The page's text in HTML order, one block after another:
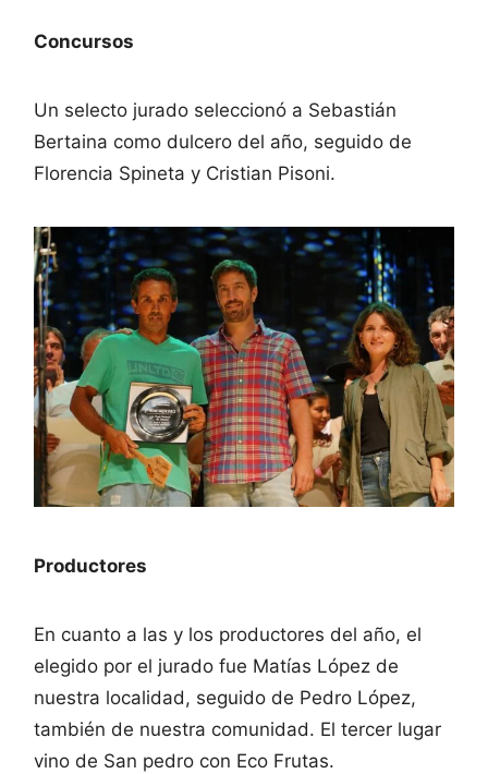
Concursos
Un selecto jurado seleccionó a Sebastián
Bertaina como dulcero del año, seguido de
Florencia Spineta y Cristian Pisoni.
Productores
En cuanto a las y los productores del año, el
elegido por el jurado fue Matías López de
nuestra localidad, seguido de Pedro López,
también de nuestra comunidad. El tercer lugar
vino de San pedro con Eco Frutas.